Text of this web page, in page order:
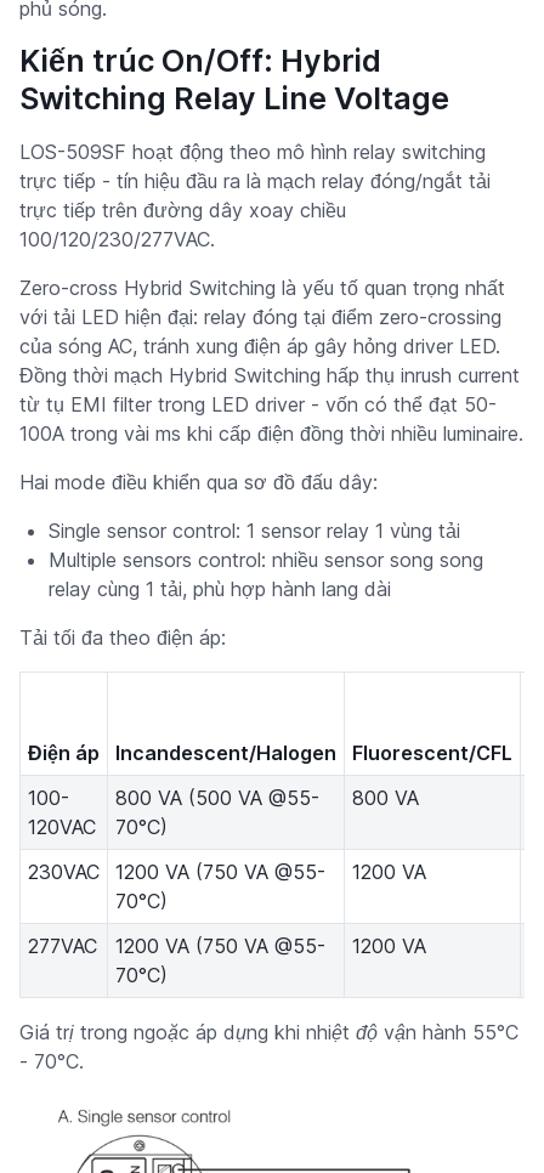
phủ sóng.
Kiến trúc On/Off: Hybrid
Switching Relay Line Voltage
LOS-509SF hoạt động theo mô hình relay switching
trực tiếp - tín hiệu đầu ra là mạch relay đóng/ngắt tải
trực tiếp trên đường dây xoay chiều
100/120/230/277VAC.
Zero-cross Hybrid Switching là yếu tố quan trọng nhất
với tải LED hiện đại: relay đóng tại điểm zero-crossing
của sóng AC, tránh xung điện áp gây hỏng driver LED.
Đồng thời mạch Hybrid Switching hấp thụ inrush current
từ tụ EMI filter trong LED driver - vốn có thể đạt 50-
100A trong vài ms khi cấp điện đồng thời nhiều luminaire.
Hai mode điều khiển qua sơ đồ đấu dây:
Single sensor control: 1 sensor relay 1 vùng tải
Multiple sensors control: nhiều sensor song song
relay cùng 1 tải, phù hợp hành lang dài
Tải tối đa theo điện áp:
Điện áp Incandescent/Halogen Fluorescent/CFL
100-
120VAC
800 VA (500 VA @55-
70°C)
800 VA
230VAC
1200 VA (750 VA @55-
70°C)
1200 VA
277VAC
1200 VA (750 VA @55-
70°C)
1200 VA
Giá trị trong ngoặc áp dụng khi nhiệt độ vận hành 55°C
- 70°C.